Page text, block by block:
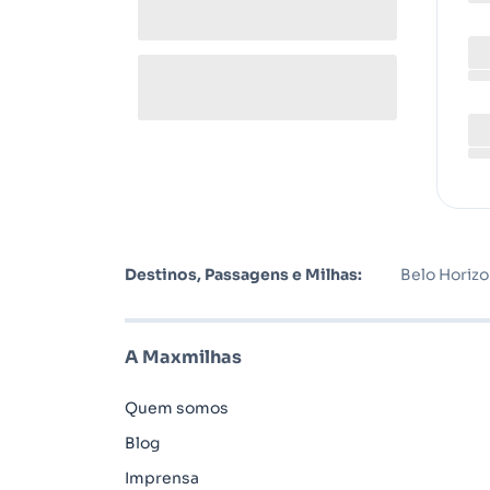
Destinos, Passagens e Milhas: Belo
A Maxmilhas
Quem somos
Blog
Imprensa